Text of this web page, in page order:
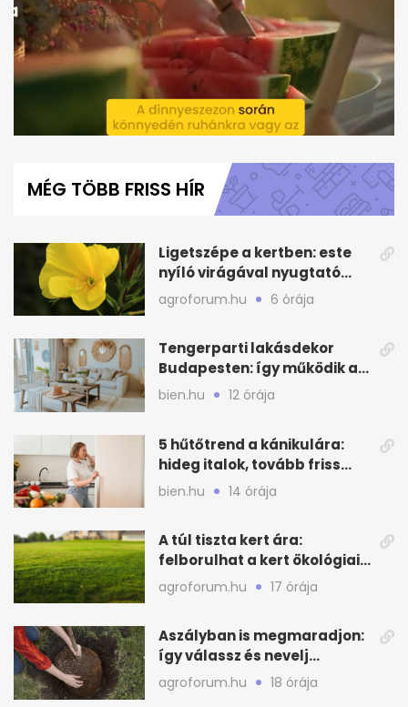
minute,
MÉG TÖBB FRISS HÍR
Ligetszépe a kertben: este
nyíló virágával nyugtató
látvány
agroforum.hu 6 órája
Tengerparti lakásdekor
Budapesten: így működik a
kagylós, homokszínű trend
bien.hu 12 órája
5 hűtőtrend a kánikulára:
hideg italok, tovább friss
alapanyagok
bien.hu 14 órája
A túl tiszta kert ára:
felborulhat a kert ökológiai
egyensúlya
agroforum.hu 17 órája
Aszályban is megmaradjon:
így válassz és nevelj
gyümölcsfát
agroforum.hu 18 órája